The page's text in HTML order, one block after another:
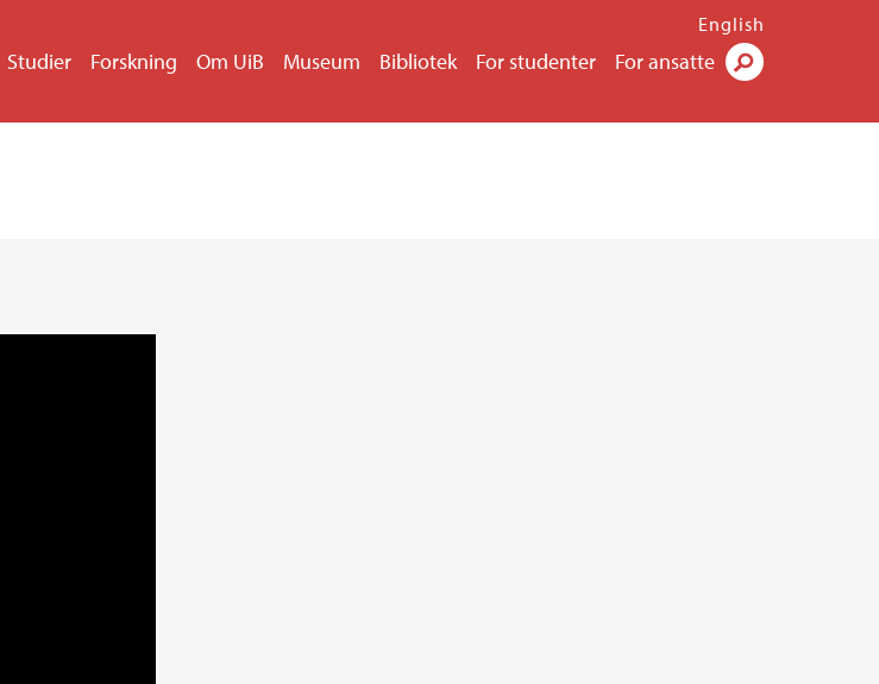
Studier Forskning Om UiB Museum Bibliotek For studenter For ansatte
English